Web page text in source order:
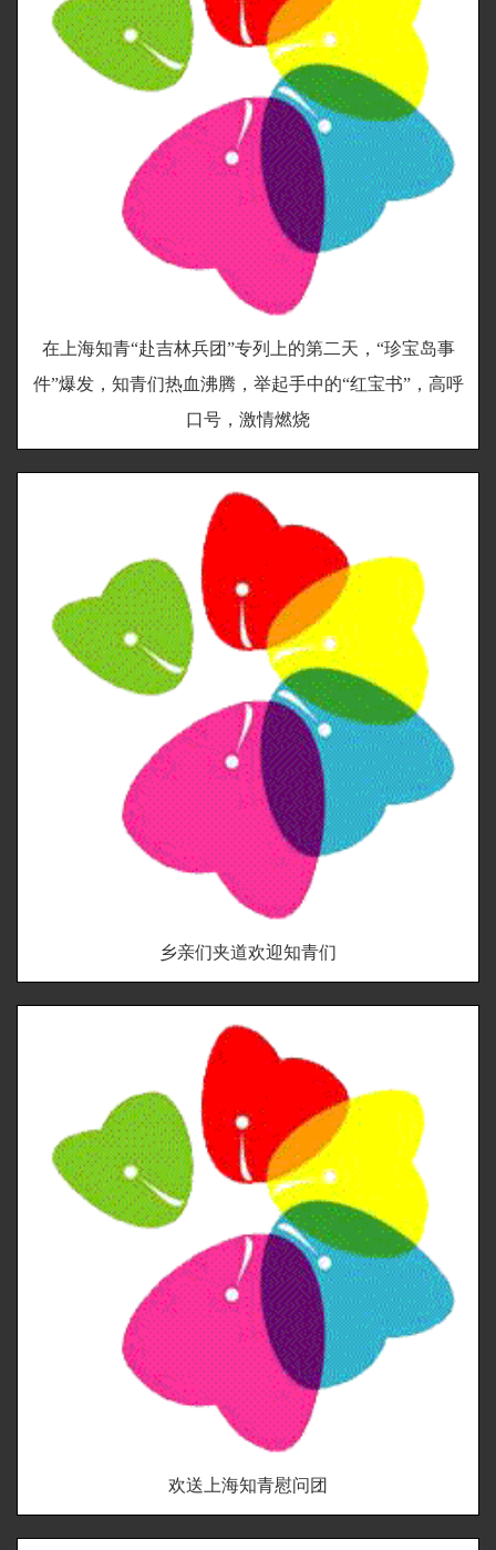
在上海知青“赴吉林兵团”专列上的第二天，“珍宝岛事
件”爆发，知青们热血沸腾，举起手中的“红宝书”，高呼
口号，激情燃烧
乡亲们夹道欢迎知青们
欢送上海知青慰问团